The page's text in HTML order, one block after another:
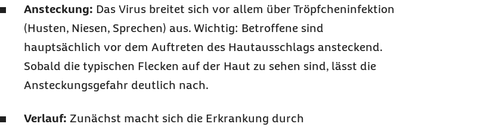
Ansteckung: Das Virus breitet sich vor allem über Tröpfcheninfektion
(Husten, Niesen, Sprechen) aus. Wichtig: Betroffene sind
hauptsächlich vor dem Auftreten des Hautausschlags ansteckend.
Sobald die typischen Flecken auf der Haut zu sehen sind, lässt die
Ansteckungsgefahr deutlich nach.
Verlauf: Zunächst macht sich die Erkrankung durch